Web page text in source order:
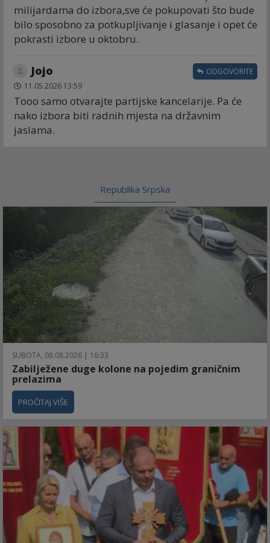
milijardama do izbora,sve će pokupovati što bude
bilo sposobno za potkupljivanje i glasanje i opet će
pokrasti izbore u oktobru.
Jojo
11.05.2026 13:59
Tooo samo otvarajte partijske kancelarije. Pa će
nako izbora biti radnih mjesta na državnim
jaslama.
ODGOVORITE
Republika Srpska
SUBOTA, 08.08.2026 | 16:33
Zabilježene duge kolone na pojedim graničnim
prelazima
PROČITAJ VIŠE